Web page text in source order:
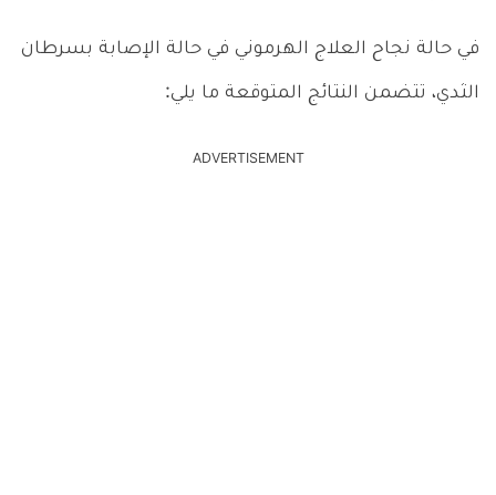
في حالة نجاح العلاج الهرموني في حالة الإصابة بسرطان
الثدي، تتضمن النتائج المتوقعة ما يلي:
ADVERTISEMENT